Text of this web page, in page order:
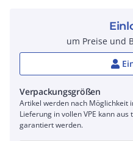
um Preise und
Verpackungsgrößen
Artikel werden nach Möglichkeit
Lieferung in vollen VPE kann
garantiert werden.